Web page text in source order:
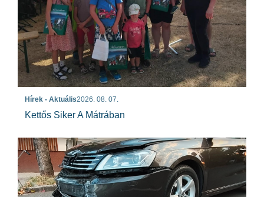
Hírek - Aktuális2026. 08. 07.
Kettős Siker A Mátrában